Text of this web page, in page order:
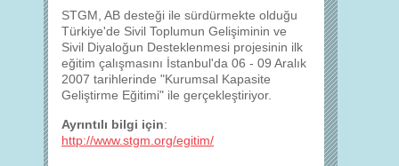
STGM, AB desteği ile sürdürmekte olduğu
Türkiye'de Sivil Toplumun Gelişiminin ve
Sivil Diyaloğun Desteklenmesi projesinin ilk
eğitim çalışmasını İstanbul'da 06 - 09 Aralık
2007 tarihlerinde "Kurumsal Kapasite
Geliştirme Eğitimi" ile gerçekleştiriyor.
Ayrıntılı bilgi için:
http://www.stgm.org/egitim/